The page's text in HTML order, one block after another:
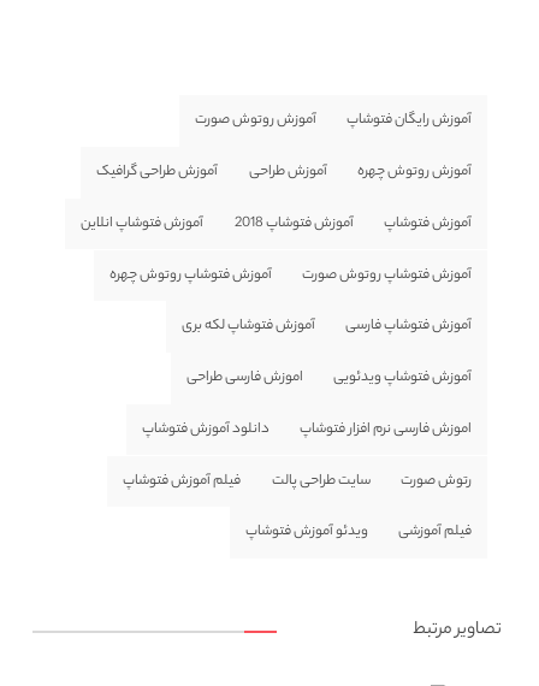
آموزش رایگان فتوشاپ آموزش روتوش صورت
آموزش روتوش چهره آموزش طراحی آموزش طراحی گرافیک
آموزش فتوشاپ آموزش فتوشاپ 2018 آموزش فتوشاپ انلاین
آموزش فتوشاپ روتوش صورت آموزش فتوشاپ روتوش چهره
آموزش فتوشاپ فارسی آموزش فتوشاپ لکه بری
آموزش فتوشاپ ویدئویی اموزش فارسی طراحی
اموزش فارسی نرم افزار فتوشاپ دانلود آموزش فتوشاپ
رتوش صورت سایت طراحی پالت فیلم آموزش فتوشاپ
فیلم آموزشی ویدئو آموزش فتوشاپ
تصاویر مرتبط